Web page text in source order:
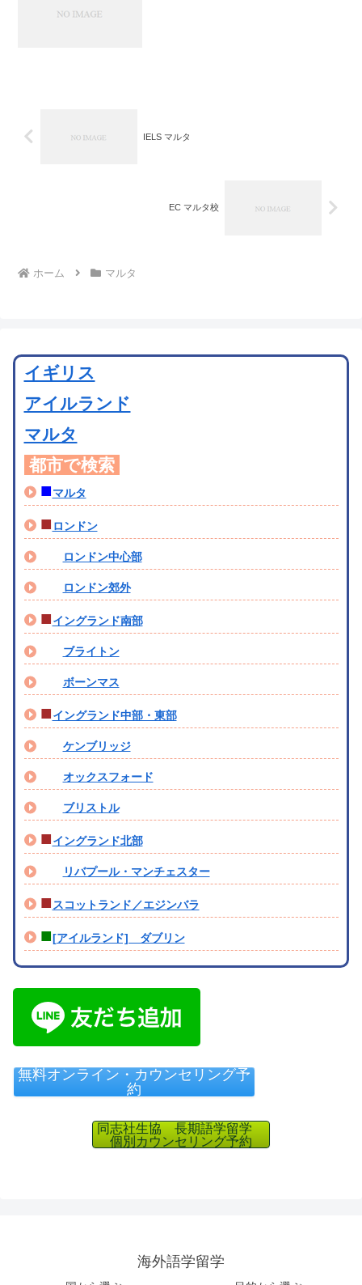
IELS マルタ
EC マルタ校
ホーム マルタ
イギリス
アイルランド
マルタ
都市で検索
■マルタ
■ ロンドン
ロンドン中心部
ロンドン郊外
■イングランド南部
ブライトン
ボーンマス
■イングランド中部・東部
ケンブリッジ
オックスフォード
ブリストル
■イングランド北部
リバプール・マンチェスター
■スコットランド／エジンバラ
■[アイルランド] ダブリン
無料オンライン・カウンセリング予
約
同志社生協 長期語学留学
個別カウンセリング予約
海外語学留学